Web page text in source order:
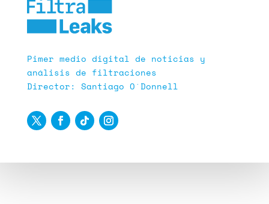
Pimer medio digital de noticias y
análisis de filtraciones
Director: Santiago O´Donnell